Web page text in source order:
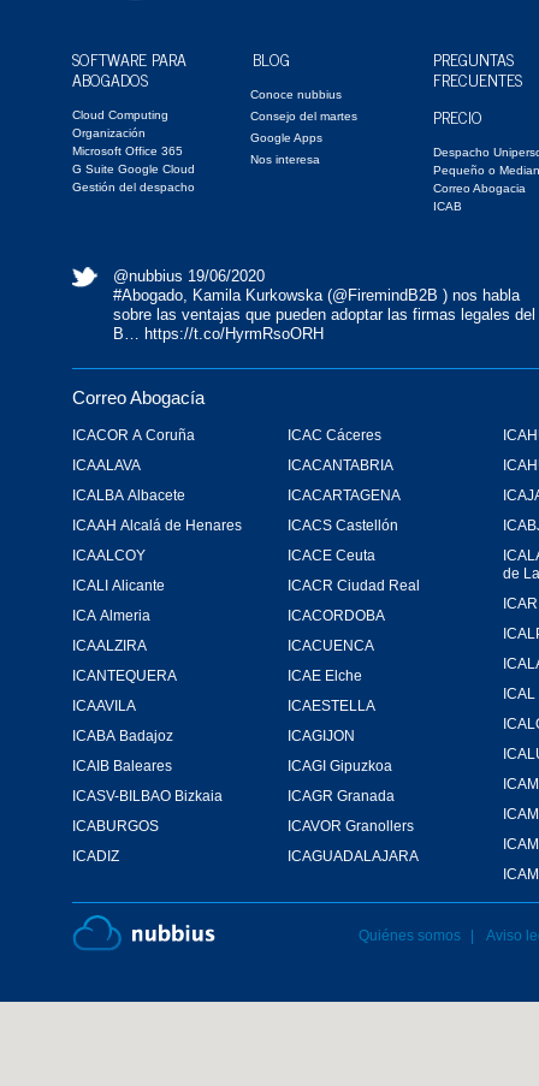
SOFTWARE PARA
ABOGADOS
Cloud Computing
Organización
Microsoft Office 365
G Suite Google Cloud
Gestión del despacho
BLOG
Conoce nubbius
Consejo del martes
Google Apps
Nos interesa
PREGUNTAS
FRECUENTES
PRECIO
Despacho
Pequeño o
Correo Abogacia
ICAB
@nubbius 19/06/2020
#Abogado, Kamila Kurkowska (@FiremindB2B ) nos habla
sobre las ventajas que pueden adoptar las firmas legales del
B… https://t.co/HyrmRsoORH
Correo Abogacía
ICACOR A Coruña
ICAALAVA
ICALBA Albacete
ICAAH Alcalá de Henares
ICAALCOY
ICALI Alicante
ICA Almeria
ICAALZIRA
ICANTEQUERA
ICAAVILA
ICABA Badajoz
ICAIB Baleares
ICASV-BILBAO Bizkaia
ICABURGOS
ICADIZ
ICAC Cáceres
ICACANTABRIA
ICACARTAGENA
ICACS Castellón
ICACE Ceuta
ICACR Ciudad Real
ICACORDOBA
ICACUENCA
ICAE Elche
ICAESTELLA
ICAGIJON
ICAGI Gipuzkoa
ICAGR Granada
ICAVOR Granollers
ICAGUADALAJARA
de
Aviso
Quiénes somos